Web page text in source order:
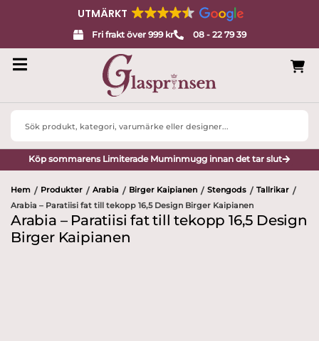
UTMÄRKT
Fri frakt över 999 kr 08 - 22 79 39
Search
Köp sommarens Limiterade Muminmugg innan det tar slut
Hem / Produkter / Arabia / Birger Kaipianen / Stengods / Tallrikar /
Arabia – Paratiisi fat till tekopp 16,5 Design Birger Kaipianen
Arabia – Paratiisi fat till tekopp 16,5 Design
Birger Kaipianen